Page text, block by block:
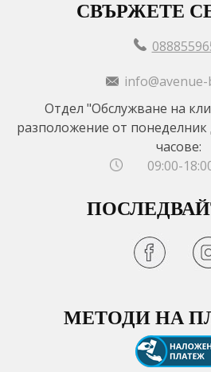
СВЪРЖЕТЕ
info@avenue-
Отдел "Обслужване на
разположение от понеделник
часове:
09:00-
МЕТОДИ НА